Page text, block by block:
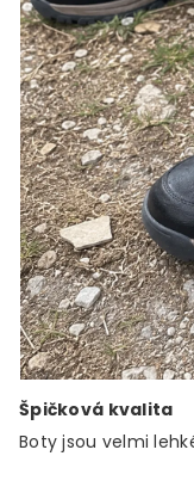
Špičková kvalita
Boty jsou velmi